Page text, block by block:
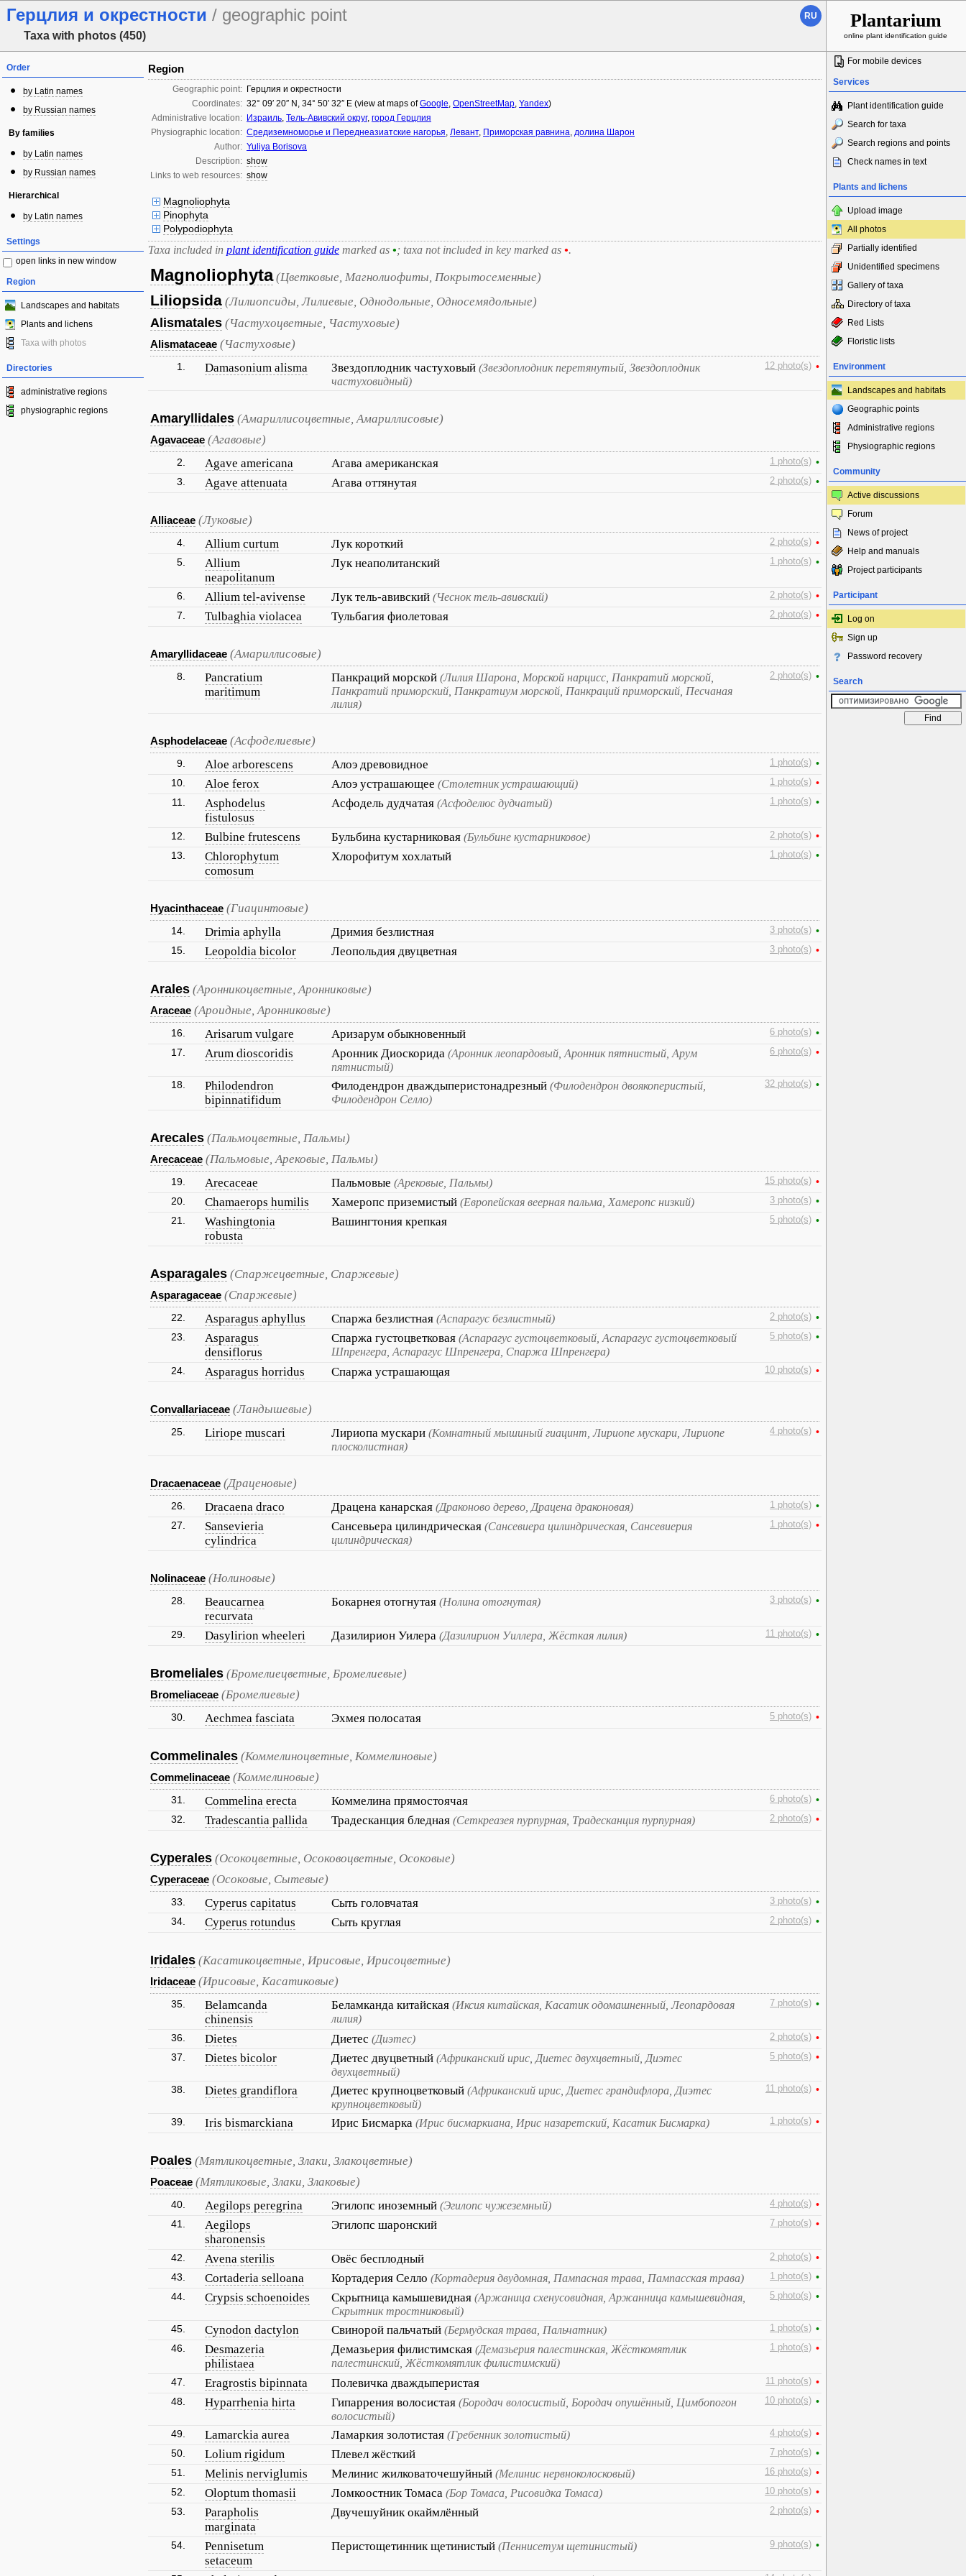
Герцлия и окрестности / geographic point
Taxa with photos (450)
RU Plantarium
online plant identification guide
Order
by Latin names
by Russian names
By families
by Latin names
by Russian names
Hierarchical
by Latin names
Settings
open links in new window
Region
Landscapes and habitats
Plants and lichens
Taxa with photos
Directories
administrative regions
physiographic regions
Region
Geographic point: Герцлия и окрестности
Coordinates: 32° 09′ 20″ N, 34° 50′ 32″ E (view at maps ofGoogle, OpenStreetMap, Yandex)
Administrative location: Израиль, Тель-Авивский округ, город Герцлия
Physiographic location: Средиземноморье и Переднеазиатские нагорья, Левант, Приморская равнина, долина Шарон
Author: Yuliya Borisova
Description: show
Links to web resources: show
Magnoliophyta
Pinophyta
Polypodiophyta
Taxa included in plant identification guide marked as •; taxa not included in key marked as •.
Magnoliophyta (Цветковые, Магнолиофиты, Покрытосеменные)
Liliopsida (Лилиопсиды, Лилиевые, Однодольные, Односемядольные)
Alismatales (Частухоцветные, Частуховые)
Alismataceae (Частуховые)
1. Damasonium alisma Звездоплодник частуховый (Звездоплодник перетянутый, Звездоплодник
частуховидный)
12 photo(s) •
Amaryllidales (Амариллисоцветные, Амариллисовые)
Agavaceae (Агавовые)
2. Agave americana Агава американская 1 photo(s) •
3.
Agave attenuata Агава оттянутая 2 photo(s) •
Alliaceae (Луковые)
4. Allium curtum Лук короткий 2 photo(s) •
5.
Allium
neapolitanum
Лук неаполитанский 1 photo(s) •
6. Allium tel-avivense Лук тель-авивский (Чеснок тель-авивский) 2 photo(s) •
7.
Tulbaghia violacea Тульбагия фиолетовая 2 photo(s) •
Amaryllidaceae (Амариллисовые)
8.
Pancratium
maritimum
Панкраций морской (Лилия Шарона, Морской нарцисс, Панкратий морской,
Панкратий приморский, Панкратиум морской, Панкраций приморский, Песчаная
лилия)
2 photo(s) •
Asphodelaceae (Асфоделиевые)
9. Aloe arborescens Алоэ древовидное 1 photo(s) •
10.
Aloe ferox Алоэ устрашающее (Столетник устрашающий) 1 photo(s) •
11.
Asphodelus
fistulosus
Асфодель дудчатая (Асфоделюс дудчатый) 1 photo(s) •
12. Bulbine frutescens Бульбина кустарниковая (Бульбине кустарниковое) 2 photo(s) •
13.
Chlorophytum
comosum
Хлорофитум хохлатый 1 photo(s) •
Hyacinthaceae (Гиацинтовые)
14. Drimia aphylla Дримия безлистная 3 photo(s) •
15.
Leopoldia bicolor Леопольдия двуцветная 3 photo(s) •
Arales (Аронникоцветные, Аронниковые)
Araceae (Ароидные, Аронниковые)
16. Arisarum vulgare Аризарум обыкновенный 6 photo(s) •
17.
Arum dioscoridis Аронник Диоскорида (Аронник леопардовый, Аронник пятнистый, Арум
пятнистый)
6 photo(s) •
18.
Philodendron
bipinnatifidum
Филодендрон дваждыперистонадрезный (Филодендрон двоякоперистый,
Филодендрон Селло)
32 photo(s) •
Arecales (Пальмоцветные, Пальмы)
Arecaceae (Пальмовые, Арековые, Пальмы)
19. Arecaceae Пальмовые (Арековые, Пальмы) 15 photo(s) •
20.
Chamaerops humilis Хамеропс приземистый (Европейская веерная пальма, Хамеропс низкий) 3 photo(s) •
21.
Washingtonia
robusta
Вашингтония крепкая 5 photo(s) •
Asparagales (Спаржецветные, Спаржевые)
Asparagaceae (Спаржевые)
22. Asparagus aphyllus Спаржа безлистная (Аспарагус безлистный) 2 photo(s) •
23.
Asparagus
densiflorus
Спаржа густоцветковая (Аспарагус густоцветковый, Аспарагус густоцветковый
Шпренгера, Аспарагус Шпренгера, Спаржа Шпренгера)
5 photo(s) •
24. Asparagus horridus Спаржа устрашающая 10 photo(s) •
Convallariaceae (Ландышевые)
25. Liriope muscari Лириопа мускари (Комнатный мышиный гиацинт, Лириопе мускари, Лириопе
плосколистная)
4 photo(s) •
Dracaenaceae (Драценовые)
26. Dracaena draco Драцена канарская (Драконово дерево, Драцена драконовая) 1 photo(s) •
27.
Sansevieria
cylindrica
Сансевьера цилиндрическая (Сансевиера цилиндрическая, Сансевиерия
цилиндрическая)
1 photo(s) •
Nolinaceae (Нолиновые)
28.
Beaucarnea
recurvata
Бокарнея отогнутая (Нолина отогнутая) 3 photo(s) •
29. Dasylirion wheeleri Дазилирион Уилера (Дазилирион Уиллера, Жёсткая лилия) 11 photo(s) •
Bromeliales (Бромелиецветные, Бромелиевые)
Bromeliaceae (Бромелиевые)
30. Aechmea fasciata Эхмея полосатая 5 photo(s) •
Commelinales (Коммелиноцветные, Коммелиновые)
Commelinaceae (Коммелиновые)
31. Commelina erecta Коммелина прямостоячая 6 photo(s) •
32.
Tradescantia pallida Традесканция бледная (Сеткреазея пурпурная, Традесканция пурпурная) 2 photo(s) •
Cyperales (Осокоцветные, Осоковоцветные, Осоковые)
Cyperaceae (Осоковые, Сытевые)
33. Cyperus capitatus Сыть головчатая 3 photo(s) •
34.
Cyperus rotundus Сыть круглая 2 photo(s) •
Iridales (Касатикоцветные, Ирисовые, Ирисоцветные)
Iridaceae (Ирисовые, Касатиковые)
35.
Belamcanda
chinensis
Беламканда китайская (Иксия китайская, Касатик одомашненный, Леопардовая
лилия)
7 photo(s) •
36. Dietes Диетес (Диэтес) 2 photo(s) •
37.
Dietes bicolor Диетес двуцветный (Африканский ирис, Диетес двухцветный, Диэтес
двухцветный)
5 photo(s) •
38. Dietes grandiflora Диетес крупноцветковый (Африканский ирис, Диетес грандифлора, Диэтес
крупноцветковый)
11 photo(s) •
39. Iris bismarckiana Ирис Бисмарка (Ирис бисмаркиана, Ирис назаретский, Касатик Бисмарка) 1 photo(s) •
Poales (Мятликоцветные, Злаки, Злакоцветные)
Poaceae (Мятликовые, Злаки, Злаковые)
40. Aegilops peregrina Эгилопс иноземный (Эгилопс чужеземный) 4 photo(s) •
41.
Aegilops
sharonensis
Эгилопс шаронский 7 photo(s) •
42. Avena sterilis Овёс бесплодный 2 photo(s) •
43.
Cortaderia selloana Кортадерия Селло (Кортадерия двудомная, Пампасная трава, Пампасская трава) 1 photo(s) •
44.
Crypsis schoenoides Скрытница камышевидная (Аржаница схенусовидная, Аржанница камышевидная,
Скрытник тростниковый)
5 photo(s) •
45. Cynodon dactylon Свинорой пальчатый (Бермудская трава, Пальчатник) 1 photo(s) •
46.
Desmazeria
philistaea
Демазьерия филистимская (Демазьерия палестинская, Жёсткомятлик
палестинский, Жёсткомятлик филистимский)
1 photo(s) •
47. Eragrostis bipinnata Полевичка дваждыперистая 11 photo(s) •
48.
Hyparrhenia hirta Гипаррения волосистая (Бородач волосистый, Бородач опушённый, Цимбопогон
волосистый)
10 photo(s) •
49. Lamarckia aurea Ламаркия золотистая (Гребенник золотистый) 4 photo(s) •
50.
Lolium rigidum Плевел жёсткий 7 photo(s) •
51.
Melinis nerviglumis Мелинис жилковаточешуйный (Мелинис нервноколосковый) 16 photo(s) •
52.
Oloptum thomasii Ломкоостник Томаса (Бор Томаса, Рисовидка Томаса) 10 photo(s) •
53.
Parapholis
marginata
Двучешуйник окаймлённый 2 photo(s) •
54.
Pennisetum
setaceum
Перистощетинник щетинистый (Пеннисетум щетинистый) 9 photo(s) •
For mobile devices
Services
Plant identification guide
Search for taxa
Search regions and points
Check names in text
Plants and lichens
Upload image
All photos
Partially identified
Unidentified specimens
Gallery of taxa
Directory of taxa
Red Lists
Floristic lists
Environment
Landscapes and habitats
Geographic points
Administrative regions
Physiographic regions
Community
Active discussions
Forum
News of project
Help and manuals
Project participants
Participant
Log on
Sign up
Password recovery
Search